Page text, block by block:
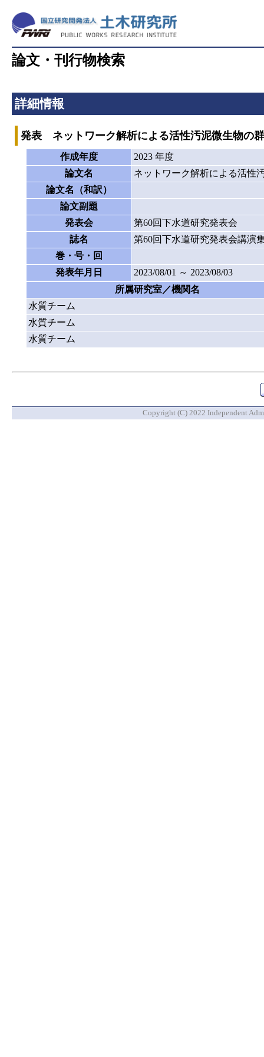
論文・刊行物検索
詳細情報
発表 ネットワーク解析による活性汚泥微生物の
作成年度
2023 年度
論文名
ネットワーク解析による活性
論文名（和訳）
論文副題
発表会
第60回下水道研究発表会
誌名
第60回下水道研究発表会講演
巻・号・回
発表年月日
2023/08/01 ～ 2023/08/03
所属研究室／機関名
水質チーム
水質チーム
水質チーム
Copyright (C) 2022 Independent